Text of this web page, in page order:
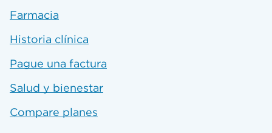
Farmacia
Historia clínica
Pague una factura
Salud y bienestar
Compare planes